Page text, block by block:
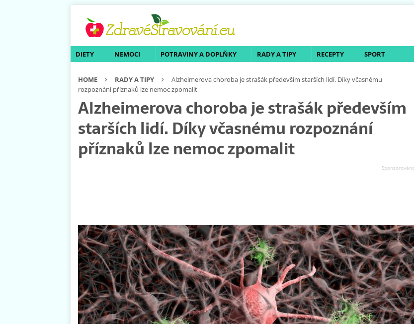
DIETY NEMOCI POTRAVINY A DOPLŇKY RADY A TIPY RECEPTY SPORT
HOME RADY A TIPY
Alzheimerova choroba je strašák především starších lidí. Díky včasnému
rozpoznání příznaků lze nemoc zpomalit
Alzheimerova choroba je strašák především
starších lidí. Díky včasnému rozpoznání
příznaků lze nemoc zpomalit